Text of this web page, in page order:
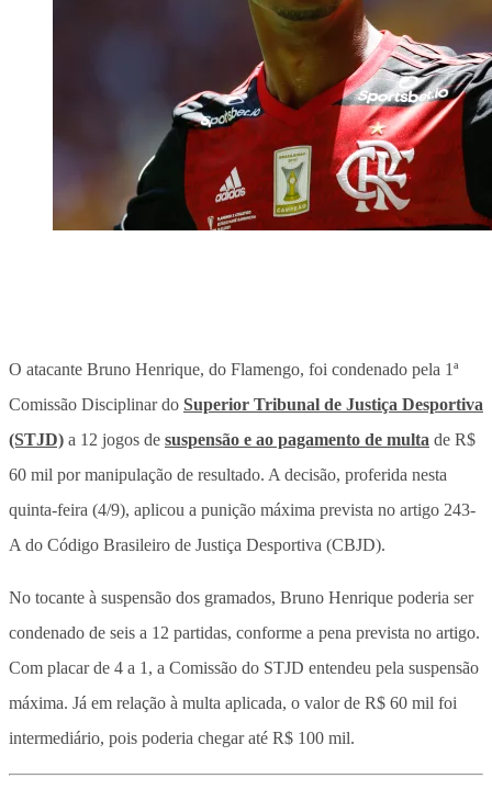
O atacante Bruno Henrique, do Flamengo, foi condenado pela 1ª
Comissão Disciplinar do Superior Tribunal de Justiça Desportiva
(STJD) a 12 jogos de suspensão e ao pagamento de multa de R$
60 mil por manipulação de resultado. A decisão, proferida nesta
quinta-feira (4/9), aplicou a punição máxima prevista no artigo 243-
A do Código Brasileiro de Justiça Desportiva (CBJD).
No tocante à suspensão dos gramados, Bruno Henrique poderia ser
condenado de seis a 12 partidas, conforme a pena prevista no artigo.
Com placar de 4 a 1, a Comissão do STJD entendeu pela suspensão
máxima. Já em relação à multa aplicada, o valor de R$ 60 mil foi
intermediário, pois poderia chegar até R$ 100 mil.